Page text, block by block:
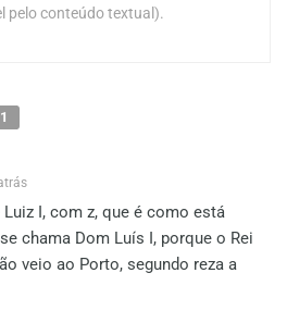
pelo conteúdo textual).
1
I, com z, que é como está
chama Dom Luís I, porque o Rei
veio ao Porto, segundo reza a